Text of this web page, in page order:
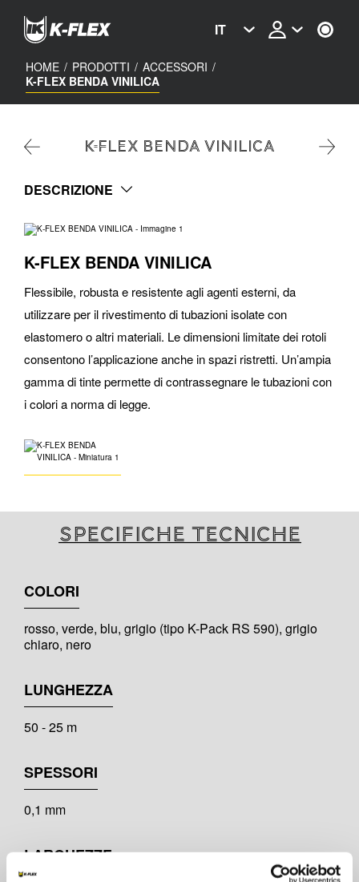
content
IT
HOME / PRODOTTI / ACCESSORI /
K-FLEX BENDA VINILICA
K-FLEX BENDA VINILICA
DESCRIZIONE
K-FLEX BENDA VINILICA
Flessibile, robusta e resistente agli agenti esterni, da
utilizzare per il rivestimento di tubazioni isolate con
elastomero o altri materiali. Le dimensioni limitate dei rotoli
consentono l’applicazione anche in spazi ristretti. Un’ampia
gamma di tinte permette di contrassegnare le tubazioni con
i colori a norma di legge.
Specifiche tecniche
COLORI
rosso, verde, blu, grigio (tipo K-Pack RS 590), grigio
chiaro, nero
LUNGHEZZA
50 - 25 m
SPESSORI
0,1 mm
LARGHEZZE